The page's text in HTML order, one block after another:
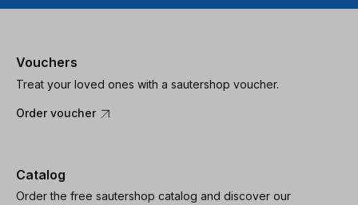
Vouchers
Treat your loved ones with a sautershop voucher.
Order voucher
Catalog
Order the free sautershop catalog and discover our